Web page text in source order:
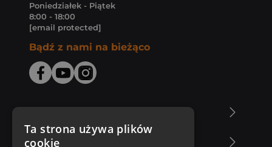
Poniedziałek - Piątek
8:00 - 18:00
[email protected]
Bądź z nami na bieżąco
Zakupy u nas
Ta strona używa plików
cookie